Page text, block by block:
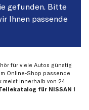
gefunden. Bitte
Ihnen passende
für viele Autos günstig
Online-Shop passende
meist innerhalb von 24
für NISSAN 1